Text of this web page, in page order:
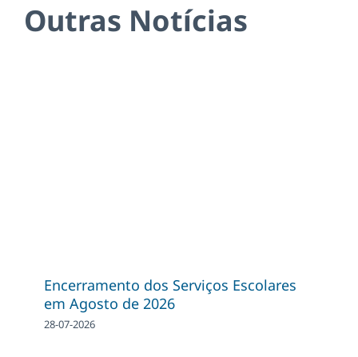
Outras Notícias
Encerramento dos Serviços Escolares
em Agosto de 2026
28-07-2026